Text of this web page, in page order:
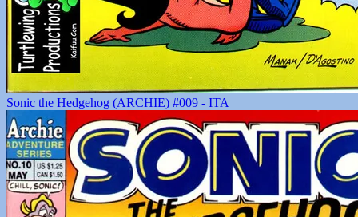
Sonic the Hedgehog (ARCHIE) #009 - ITA